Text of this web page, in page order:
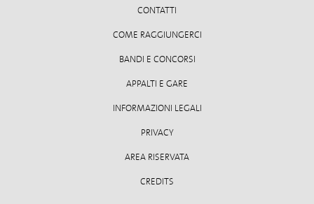
CONTATTI
COME RAGGIUNGERCI
BANDI E CONCORSI
APPALTI E GARE
INFORMAZIONI LEGALI
PRIVACY
AREA RISERVATA
CREDITS